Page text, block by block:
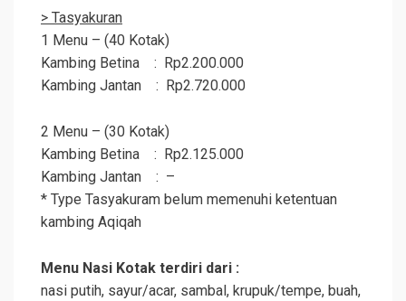
> Tasyakuran
1 Menu – (40 Kotak)
Kambing Betina : Rp2.200.000
Kambing Jantan : Rp2.720.000
2 Menu – (30 Kotak)
Kambing Betina : Rp2.125.000
Kambing Jantan : –
* Type Tasyakuram belum memenuhi ketentuan
kambing Aqiqah
Menu Nasi Kotak terdiri dari :
nasi putih, sayur/acar, sambal, krupuk/tempe, buah,